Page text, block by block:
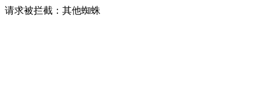
请求被拦截：其他蜘蛛